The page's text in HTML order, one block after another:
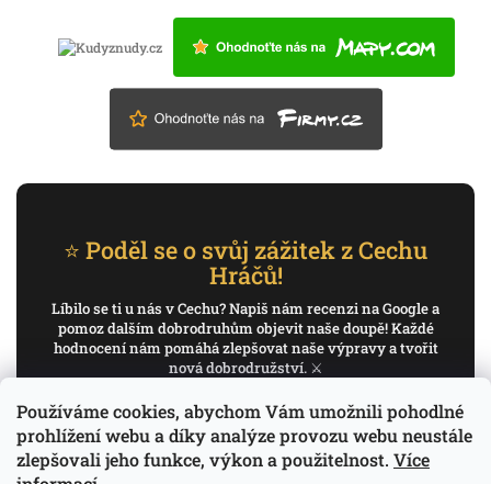
Používáme cookies, abychom Vám umožnili pohodlné
prohlížení webu a díky analýze provozu webu neustále
zlepšovali jeho funkce, výkon a použitelnost. Více
⭐ Poděl se o svůj zážitek z Cechu
Hráčů!
Líbilo se ti u nás v Cechu? Napiš nám recenzi na Google a
pomoz dalším dobrodruhům objevit naše doupě! Každé
hodnocení nám pomáhá zlepšovat naše výpravy a tvořit
nová dobrodružství. ⚔️
✍️ Napiš recenzi na Google
Děkujeme, že pomáháš psát příběh Cechu Hráčů.